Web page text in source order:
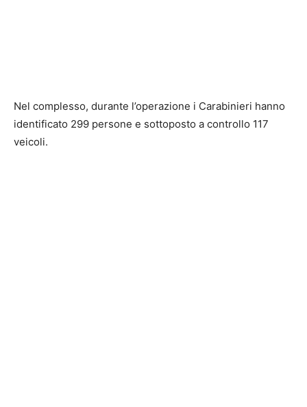
Nel complesso, durante l’operazione i Carabinieri hanno
identificato 299 persone e sottoposto a controllo 117
veicoli.